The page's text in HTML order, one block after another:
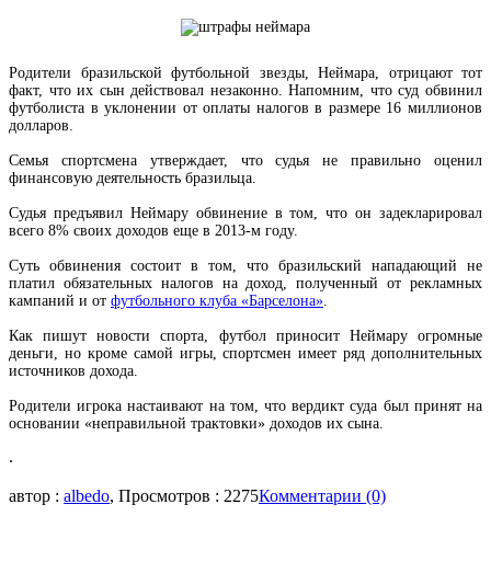
Родители бразильской футбольной звезды, Неймара, отрицают тот
факт, что их сын действовал незаконно. Напомним, что суд обвинил
футболиста в уклонении от оплаты налогов в размере 16 миллионов
долларов.
Семья спортсмена утверждает, что судья не правильно оценил
финансовую деятельность бразильца.
Судья предъявил Неймару обвинение в том, что он задекларировал
всего 8% своих доходов еще в 2013-м году.
Суть обвинения состоит в том, что бразильский нападающий не
платил обязательных налогов на доход, полученный от рекламных
кампаний и от футбольного клуба «Барселона».
Как пишут новости спорта, футбол приносит Неймару огромные
деньги, но кроме самой игры, спортсмен имеет ряд дополнительных
источников дохода.
Родители игрока настаивают на том, что вердикт суда был принят на
основании «неправильной трактовки» доходов их сына.
.
автор : albedo, Просмотров : 2275Комментарии (0)